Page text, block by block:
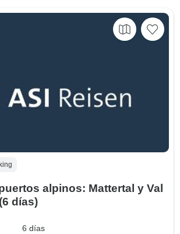
alpinos: Mattertal y Val
días)
6 días